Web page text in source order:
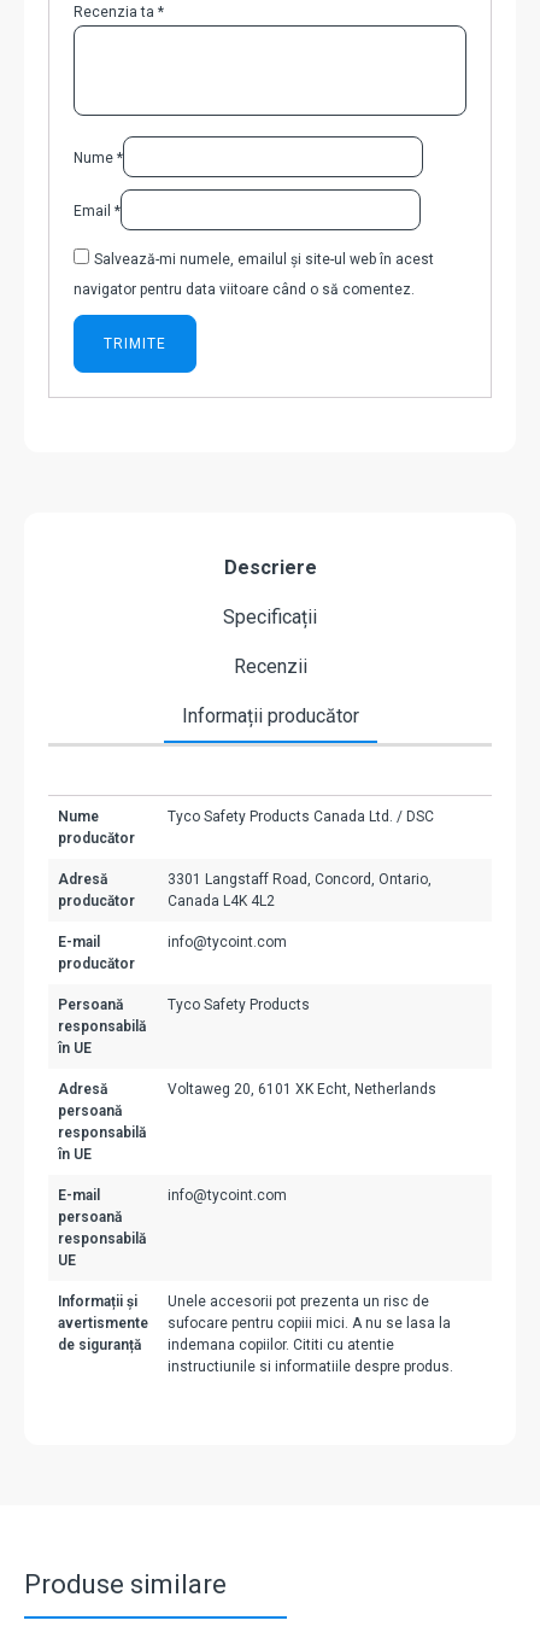
Recenzia ta *
Nume *
Email *
Salvează-mi numele, emailul și site-ul web în acest
navigator pentru data viitoare când o să comentez.
Descriere
Specificații
Recenzii
Informații producător
Nume
producător
Tyco Safety Products Canada Ltd. / DSC
Adresă
producător
3301 Langstaff Road, Concord, Ontario,
Canada L4K 4L2
E-mail
producător
info@tycoint.com
Persoană
responsabilă
în UE
Tyco Safety Products
Adresă
persoană
responsabilă
în UE
Voltaweg 20, 6101 XK Echt, Netherlands
E-mail
persoană
responsabilă
UE
info@tycoint.com
Informații și
avertismente
de siguranță
Unele accesorii pot prezenta un risc de
sufocare pentru copiii mici. A nu se lasa la
indemana copiilor. Cititi cu atentie
instructiunile si informatiile despre produs.
Produse similare